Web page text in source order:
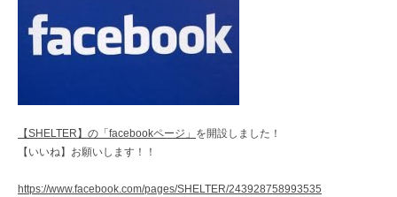
【SHELTER】の「facebookページ」 を開設しました！
【いいね】お願いします！！
https://www.facebook.com/pages/SHELTER/243928758993535